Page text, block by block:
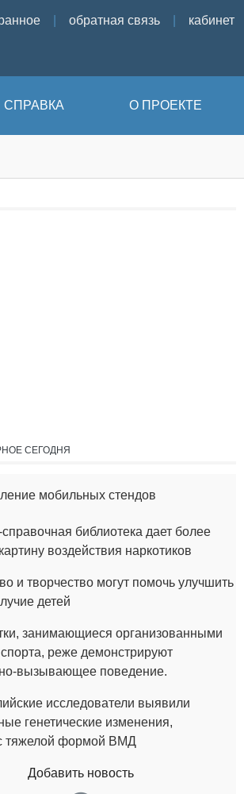
обратная связь кабинет
СПРАВКА О ПРОЕКТЕ
СЕГОДНЯ
мобильных стендов
библиотека дает более
воздействия наркотиков
и творчество могут помочь улучшить
детей
занимающиеся организованными
реже демонстрируют
вызывающее поведение.
исследователи выявили
генетические изменения,
тяжелой формой ВМД
Добавить новость